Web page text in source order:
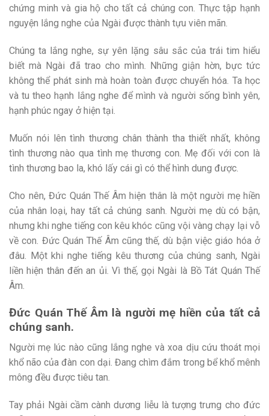
chứng minh và gia hộ cho tất cả chúng con. Thực tập hạnh
nguyện lắng nghe của Ngài được thành tựu viên mãn.
Chúng ta lắng nghe, sự yên lặng sâu sắc của trái tim hiểu
biết mà Ngài đã trao cho mình. Những giận hờn, bực tức
không thể phát sinh mà hoàn toàn được chuyển hóa. Ta học
và tu theo hạnh lắng nghe để mình và người sống bình yên,
hạnh phúc ngay ở hiện tại.
Muốn nói lên tình thương chân thành tha thiết nhất, không
tình thương nào qua tình mẹ thương con. Mẹ đối với con là
tình thương bao la, khó lấy cái gì có thể hình dung được.
Cho nên, Đức Quán Thế Âm hiện thân là một người mẹ hiền
của nhân loại, hay tất cả chúng sanh. Người mẹ dù có bận,
nhưng khi nghe tiếng con kêu khóc cũng vội vàng chạy lại vỗ
về con. Đức Quán Thế Âm cũng thế, dù bận việc giáo hóa ở
đâu. Một khi nghe tiếng kêu thương của chúng sanh, Ngài
liền hiện thân đến an ủi. Vì thế, gọi Ngài là Bồ Tát Quán Thế
Âm.
Đức Quán Thế Âm là người mẹ hiền của tất cả
chúng sanh.
Người mẹ lúc nào cũng lắng nghe và xoa dịu cứu thoát mọi
khổ não của đàn con dại. Đang chìm đắm trong bể khổ mênh
mông đều được tiêu tan.
Tay phải Ngài cầm cành dương liễu là tượng trưng cho đức